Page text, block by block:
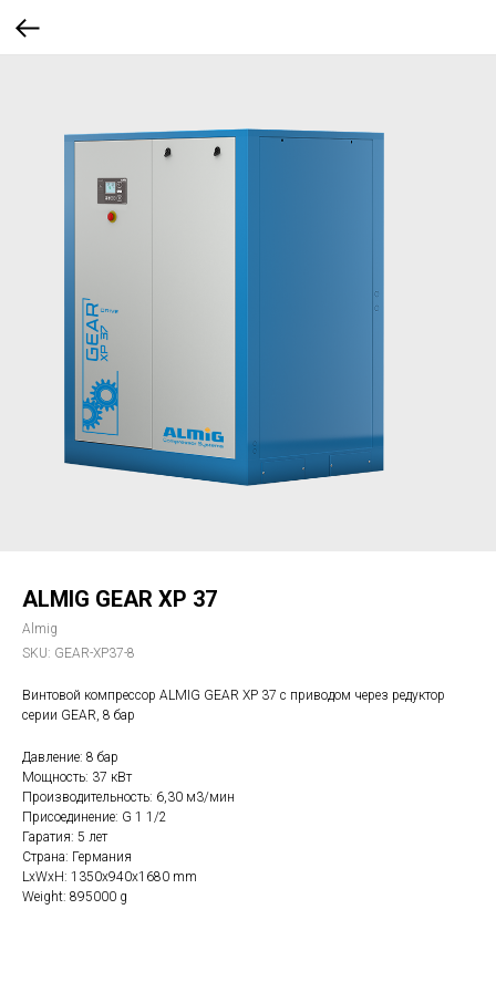
ALMIG GEAR XP 37
Almig
SKU: GEAR-XP37-8
Винтовой компрессор ALMIG GEAR XP 37 с приводом через редуктор
серии GEAR, 8 бар
Давление: 8 бар
Мощность: 37 кВт
Производительность: 6,30 м3/мин
Присоединение: G 1 1/2
Гаратия: 5 лет
Страна: Германия
LxWxH: 1350x940x1680 mm
Weight: 895000 g